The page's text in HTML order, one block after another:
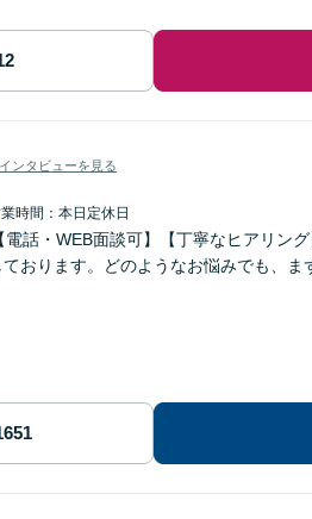
インタビューを見る
時間：本日定休日
電話・WEB面談可】【丁寧なヒアリン
おります。どのようなお悩みでも、